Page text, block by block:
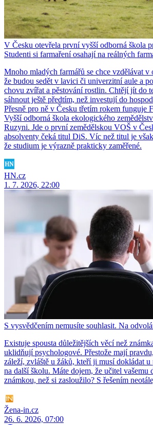
V Česku otevřela první vyšší odborná škola
Studenti si farmaření osahají na reálných
Mnoho mladých farmářů se chce vzdělávat
že budou sedět v lavici či univerzitní aule a
chovu zvířat a pěstování rostlin. Chtějí jít do
sáhnout ještě předtím, než investují do
Přesně pro ně v Česku třetím rokem funguje
Vyšší odborná škola ekologického
Ruzyni. Jde o první zemědělskou VOŠ v
absolventy čeká titul DiS. Víc než titul je
že studium je výrazně prakticky zaměřené.
HN.cz
1. 7. 2026, 22:00
S vysvědčením nemusíte souhlasit. Na
Existuje spousta důležitějších věcí než
uklidňují psychologové. Přestože mají
záleží, zvláště u žáků, kteří ji musí dokládat
na další školu. Máte dojem, že učitel
známkou, než si zasloužilo? S řešením
Žena-in.cz
26. 6. 2026, 07:00